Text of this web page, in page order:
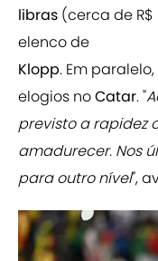
libras (cerca de
elenco de
Klopp. Em
elogios noCatar. "
previsto a rapidez
amadurecer. Nos
para outro nível",